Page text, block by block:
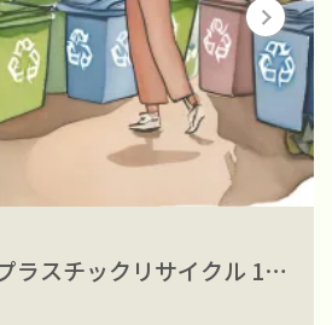
ラスチックリサイクル 1⋯